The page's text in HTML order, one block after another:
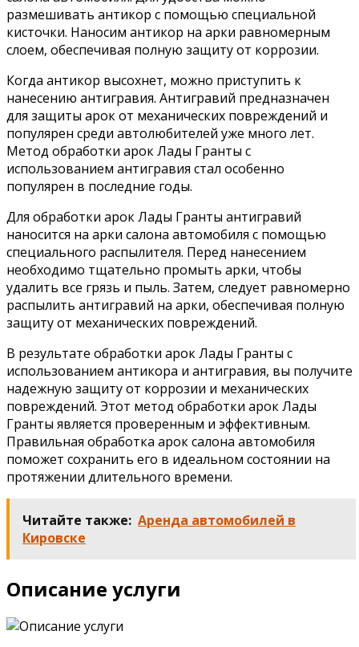
размешивать антикор с помощью специальной
кисточки. Наносим антикор на арки равномерным
слоем, обеспечивая полную защиту от коррозии.
Когда антикор высохнет, можно приступить к
нанесению антигравия. Антигравий предназначен
для защиты арок от механических повреждений и
популярен среди автолюбителей уже много лет.
Метод обработки арок Лады Гранты с
использованием антигравия стал особенно
популярен в последние годы.
Для обработки арок Лады Гранты антигравий
наносится на арки салона автомобиля с помощью
специального распылителя. Перед нанесением
необходимо тщательно промыть арки, чтобы
удалить все грязь и пыль. Затем, следует равномерно
распылить антигравий на арки, обеспечивая полную
защиту от механических повреждений.
В результате обработки арок Лады Гранты с
использованием антикора и антигравия, вы получите
надежную защиту от коррозии и механических
повреждений. Этот метод обработки арок Лады
Гранты является проверенным и эффективным.
Правильная обработка арок салона автомобиля
поможет сохранить его в идеальном состоянии на
протяжении длительного времени.
Читайте также: Аренда автомобилей в
Кировске
Описание услуги